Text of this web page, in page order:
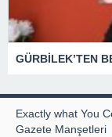
GÜRBİLEK’TEN
Exactly what You
Gazete Manşetleri